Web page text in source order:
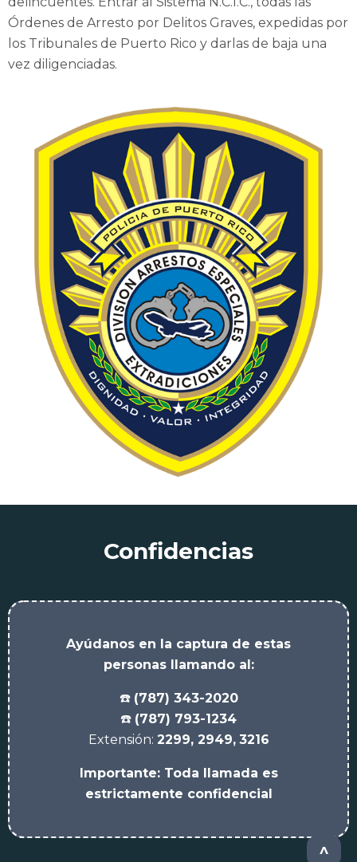
Órdenes de Arresto por Delitos Graves, expedidas por
los Tribunales de Puerto Rico y darlas de baja una
vez diligenciadas.
Confidencias
Ayúdanos en la captura de estas
personas llamando al:
☎️ (787) 343-2020
☎️ (787) 793-1234
Extensión: 2299, 2949, 3216
Importante: Toda llamada es
estrictamente confidencial
^